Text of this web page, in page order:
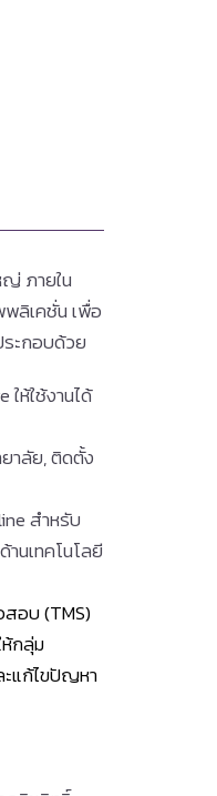
ภายใน
ลิเคชั่น เพื่อ
ะกอบด้วย
ห้ใช้งานได้
าลัย, ติดตั้ง
สำหรับ
านเทคโนโลยี
อบ (TMS)
กลุ่ม
ะแก้ไขปัญหา